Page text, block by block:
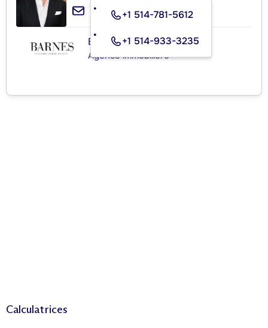
+1 514-781-5612
+1 514-933-3235
BARNES-QUÉBEC INC.
Agence immobilière
Calculatrices